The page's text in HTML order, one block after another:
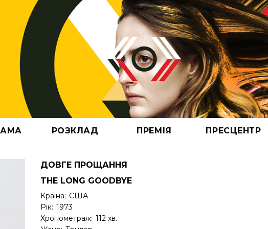
ПОГЛЯД (АРХІВ) АРХІВ КОНТАКТИ
РОЗКЛАД ПРЕМІЯ
2025 ПОДАТИ ФІЛЬМ КОМІТЕТ АРХІВ
ПРЕСЦЕНТР
АКРЕДИТАЦІЯ
ДОВГЕ ПРОЩАННЯ
THE LONG GOODBYE
Країна: США
Рік: 1973
Хронометраж: 112 хв.